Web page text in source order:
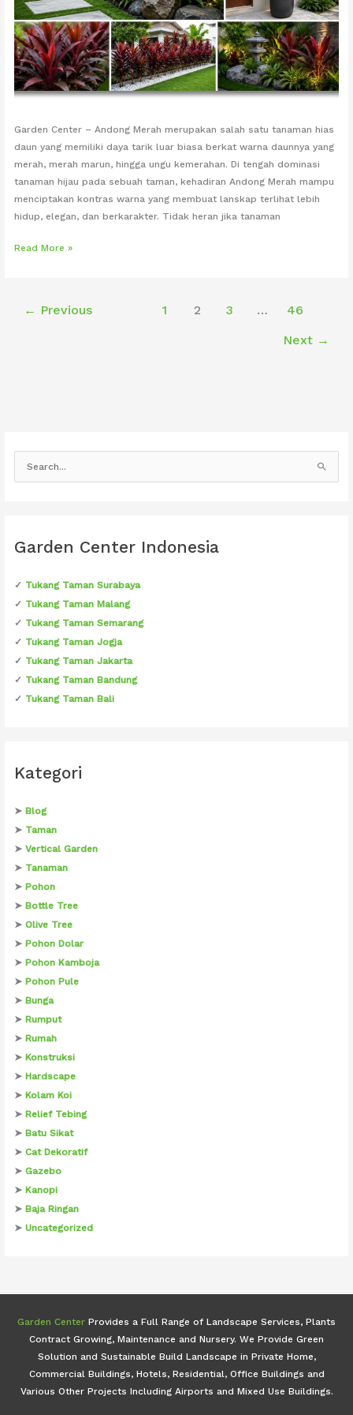
Garden Center – Andong Merah merupakan salah satu tanaman hias
daun yang memiliki daya tarik luar biasa berkat warna daunnya yang
merah, merah marun, hingga ungu kemerahan. Di tengah dominasi
tanaman hijau pada sebuah taman, kehadiran Andong Merah mampu
menciptakan kontras warna yang membuat lanskap terlihat lebih
hidup, elegan, dan berkarakter. Tidak heran jika tanaman
Andong
Bernilai
Read More »
← Previous 1 2 3 …
46
Next →
n
Garden Center Indonesia
✓ Tukang Taman Surabaya
✓ Tukang Taman Malang
✓ Tukang Taman Semarang
✓ Tukang Taman Jogja
✓ Tukang Taman Jakarta
✓ Tukang Taman Bandung
✓ Tukang Taman Bali
Kategori
➤Blog
➤ Taman
➤Vertical Garden
➤ Tanaman
➤Pohon
➤Bottle Tree
➤Olive Tree
➤Pohon Dolar
➤Pohon Kamboja
➤Pohon Pule
➤Bunga
➤Rumput
➤Rumah
➤Konstruksi
➤Hardscape
➤Kolam Koi
➤Relief Tebing
➤Batu Sikat
➤Cat Dekoratif
➤Gazebo
➤Kanopi
➤Baja Ringan
➤Uncategorized
Garden Center Provides a Full Range of Landscape Services, Plants
Contract Growing, Maintenance and Nursery. We Provide Green
Solution and Sustainable Build Landscape in Private Home,
Commercial Buildings, Hotels, Residential, Office Buildings and
Various Other Projects Including Airports and Mixed Use Buildings.